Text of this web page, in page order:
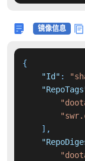
镜像信息
{
"Id" :
] ,